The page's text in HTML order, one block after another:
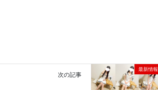
最新情報
次の記事